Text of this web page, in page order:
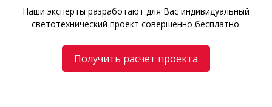
Наши эксперты разработают для Вас индивидуальный
светотехнический проект совершенно бесплатно.
Получить расчет проекта